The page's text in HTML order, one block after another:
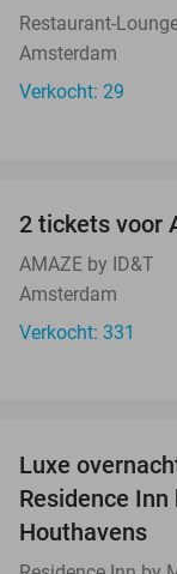
Restaurant-
Amsterdam
Verkocht: 29
2 tickets voor
AMAZE by ID&T
Amsterdam
Verkocht: 331
Luxe
Residence
Houthavens